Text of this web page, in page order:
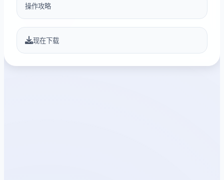
操作攻略
现在下载